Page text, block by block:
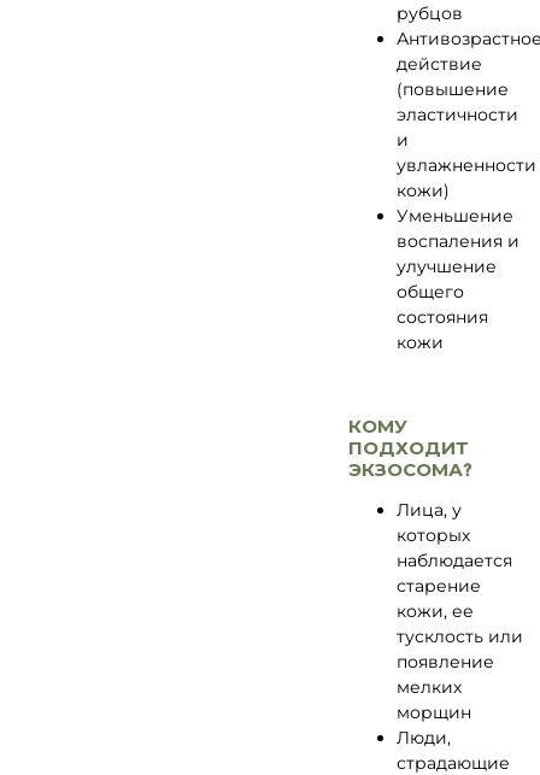
рубцов
действие
(повышение
эластичности
и
увлажненности
кожи)
Уменьшение
воспаления и
улучшение
общего
состояния
кожи
КОМУ
ПОДХОДИТ
ЭКЗОСОМА?
Лица, у
которых
наблюдается
старение
кожи, ее
тусклость или
появление
мелких
морщин
Люди,
страдающие